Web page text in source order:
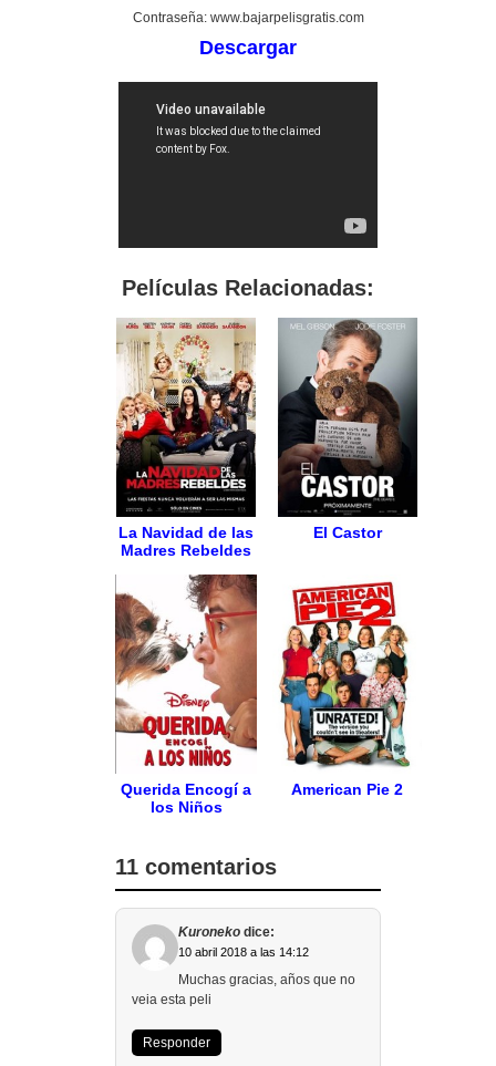
Contraseña: www.bajarpelisgratis.com
Descargar
Películas Relacionadas:
La Navidad de las
Madres Rebeldes
El Castor
Querida Encogí a
los Niños
American Pie 2
11 comentarios
Kuroneko dice:
10 abril 2018 a las 14:12
Muchas gracias, años que no
veia esta peli
Responder